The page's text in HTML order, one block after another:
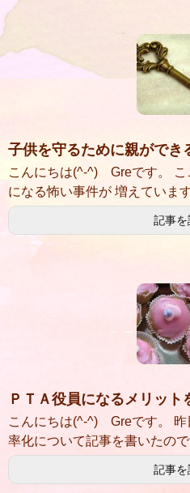
子供を守るために親ができ
こんにちは(^-^) Greです。 こ
になる怖い事件が 増えていま
記事を
ＰＴＡ役員になるメリット
こんにちは(^-^) Greです。 昨
率化について記事を書いたの
記事を